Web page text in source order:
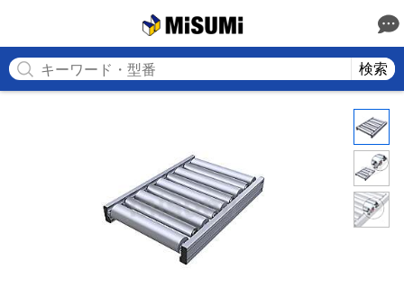
検索